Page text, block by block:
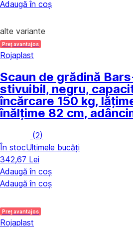
Adaugă în coș
alte variante
Preț avantajos
Rojaplast
Scaun de grădină Bars
stivuibil, negru,
încărcare 150 kg,
înălțime 82 cm,
(2)
În stocUltimele bucăți
342,67 Lei
Adaugă în coș
Adaugă în coș
Preț avantajos
Rojaplast